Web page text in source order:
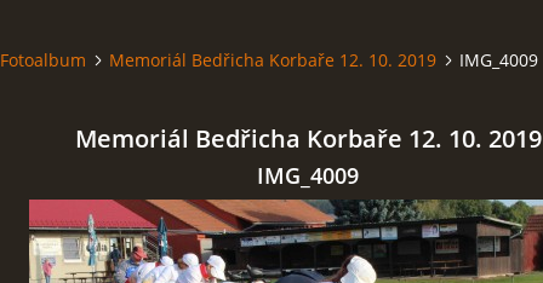
Fotoalbum Memoriál Bedřicha Korbaře 12. 10. 2019 IMG_4009
Memoriál Bedřicha Korbaře 12. 10. 2019
IMG_4009